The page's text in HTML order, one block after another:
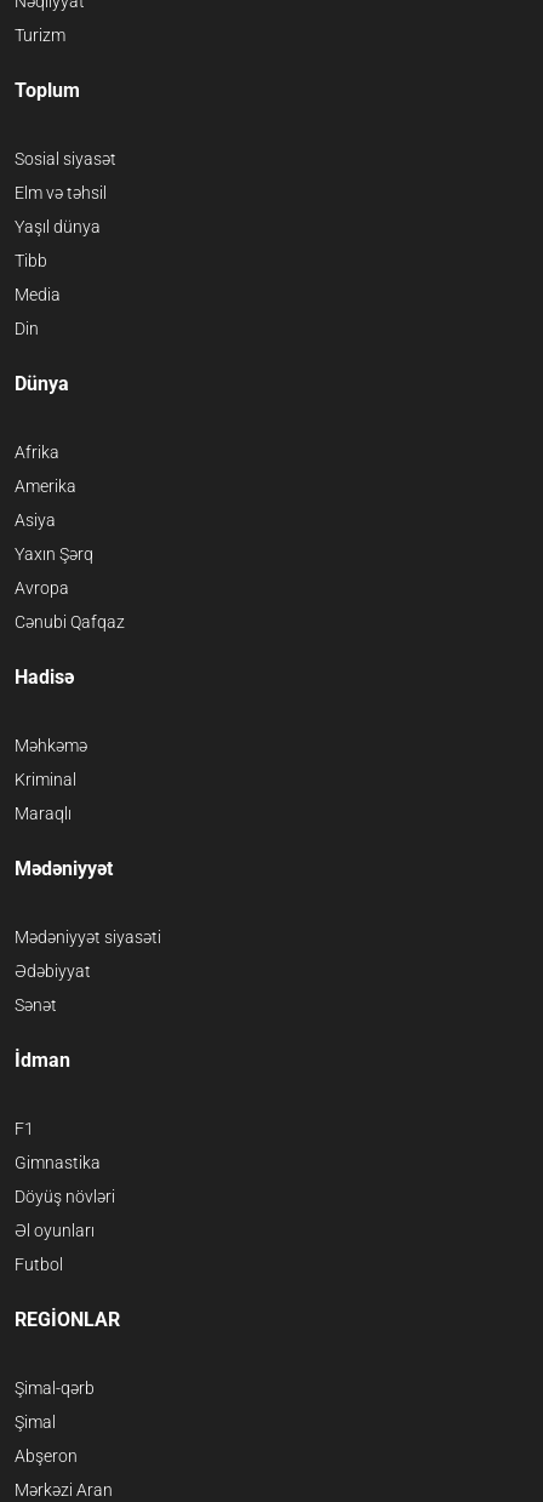
Turizm
Toplum
Sosial siyasət
Elm və təhsil
Yaşıl dünya
Tibb
Media
Din
Dünya
Afrika
Amerika
Asiya
Yaxın Şərq
Avropa
Cənubi Qafqaz
Hadisə
Məhkəmə
Kriminal
Maraqlı
Mədəniyyət
Mədəniyyət siyasəti
Ədəbiyyat
Sənət
İdman
F1
Gimnastika
Döyüş növləri
Əl oyunları
Futbol
REGİONLAR
Şimal-qərb
Şimal
Abşeron
Mərkəzi Aran